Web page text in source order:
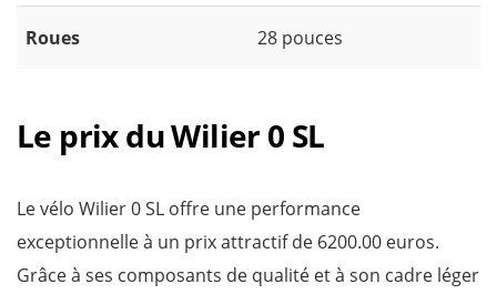
Roues 28 pouces
Le prix du Wilier 0 SL
Le vélo Wilier 0 SL offre une performance
exceptionnelle à un prix attractif de 6200.00 euros.
Grâce à ses composants de qualité et à son cadre léger